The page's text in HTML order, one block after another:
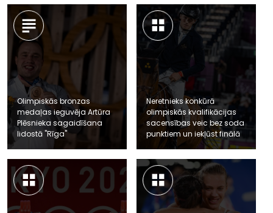
Olimpiskās bronzas
medaļas ieguvēja Artūra
Plēsnieka sagaidīšana
lidostā "Rīga"
Neretnieks konkūrā
olimpiskās kvalifikācijas
sacensības veic bez soda
punktiem un iekļūst finālā